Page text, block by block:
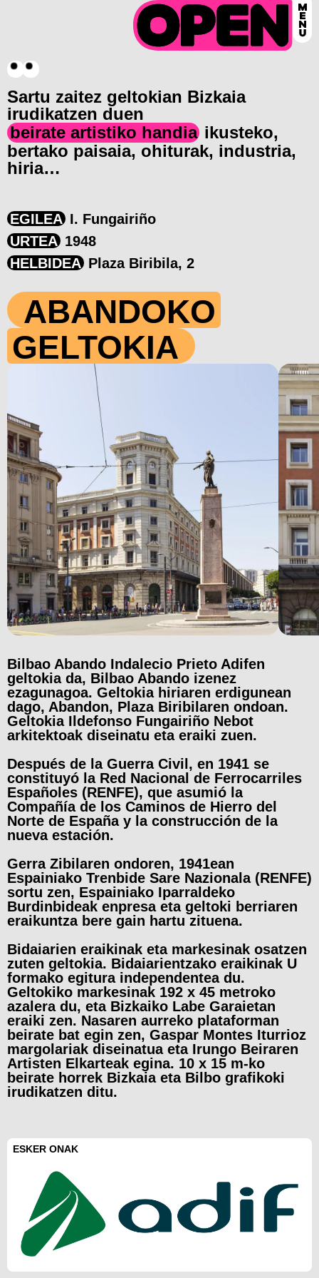
Sartu zaitez geltokian Bizkaia
irudikatzen duen
beirate artistiko handia ikusteko,
bertako paisaia, ohiturak, industria,
hiria…
EGILEA I. Fungairiño
URTEA 1948
HELBIDEA Plaza Biribila, 2
ABANDOKO
GELTOKIA
Bilbao Abando Indalecio Prieto Adifen
geltokia da, Bilbao Abando izenez
ezagunagoa. Geltokia hiriaren erdigunean
dago, Abandon, Plaza Biribilaren ondoan.
Geltokia Ildefonso Fungairiño Nebot
arkitektoak diseinatu eta eraiki zuen.
Después de la Guerra Civil, en 1941 se
constituyó la Red Nacional de Ferrocarriles
Españoles (RENFE), que asumió la
Compañía de los Caminos de Hierro del
Norte de España y la construcción de la
nueva estación.
Gerra Zibilaren ondoren, 1941ean
Espainiako Trenbide Sare Nazionala (RENFE)
sortu zen, Espainiako Iparraldeko
Burdinbideak enpresa eta geltoki berriaren
eraikuntza bere gain hartu zituena.
Bidaiarien eraikinak eta markesinak osatzen
zuten geltokia. Bidaiarientzako eraikinak U
formako egitura independentea du.
Geltokiko markesinak 192 x 45 metroko
azalera du, eta Bizkaiko Labe Garaietan
eraiki zen. Nasaren aurreko plataforman
beirate bat egin zen, Gaspar Montes Iturrioz
margolariak diseinatua eta Irungo Beiraren
Artisten Elkarteak egina. 10 x 15 m-ko
beirate horrek Bizkaia eta Bilbo grafikoki
irudikatzen ditu.
ESKER ONAK